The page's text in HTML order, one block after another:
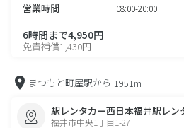
営業時間 08:00-20:00
6時間まで4,950円
免責補償1,430円
まつもと町屋駅から 1951m
駅レンタカー西日本福井駅レン
福井市中央1丁目1-27